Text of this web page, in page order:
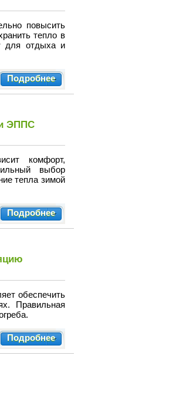
повысить
тепло в
для отдыха и
Подробнее
ЭППС
комфорт,
выбор
тепла зимой
Подробнее
обеспечить
Правильная
Подробнее